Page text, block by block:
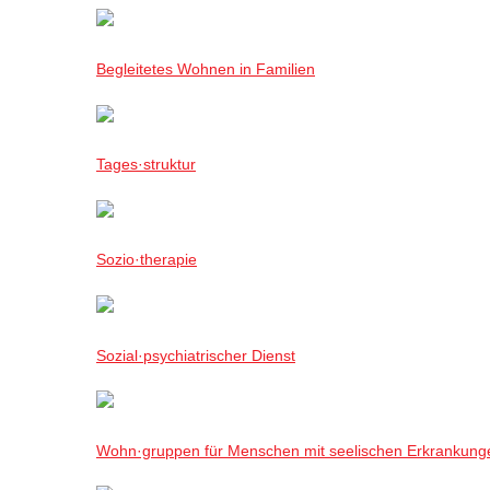
Begleitetes Wohnen in Familien
Tages·struktur
Sozio·therapie
Sozial·psychiatrischer Dienst
Wohn·gruppen für Menschen mit seelischen